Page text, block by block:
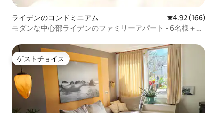
ライデンのコンドミニアム レビュー166
4.92 (166)
モダンな中心部ライデンのファミリーアパート - 6名様＋ベ
ゲストチョイス
ゲストチョイス